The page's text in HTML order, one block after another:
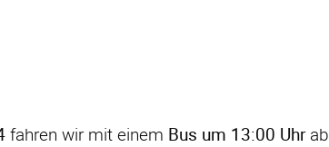
fahren wir mit einem Bus um 13:00 Uhrab